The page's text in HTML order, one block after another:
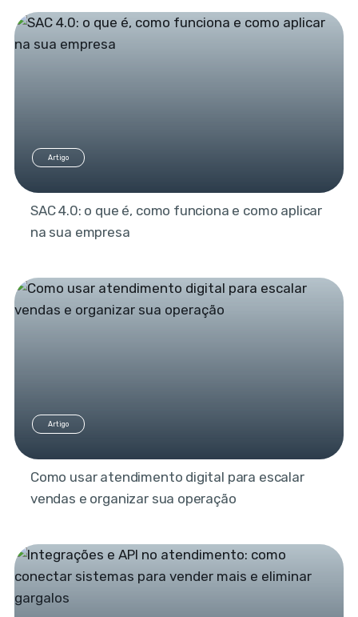
Artigo
SAC 4.0: o que é, como funciona e como aplicar
na sua empresa
Artigo
Como usar atendimento digital para escalar
vendas e organizar sua operação